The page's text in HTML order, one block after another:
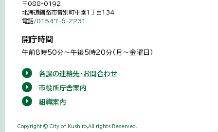
〒088-0192
北海道釧路市音別町中園1丁目134
電話/01547-6-2231
開庁時間
午前8時50分～午後5時20分（月～金曜日）
各課の連絡先・お問合わせ
市役所庁舎案内
組織案内
Copyright © City of Kushiro,All rights Reserved.